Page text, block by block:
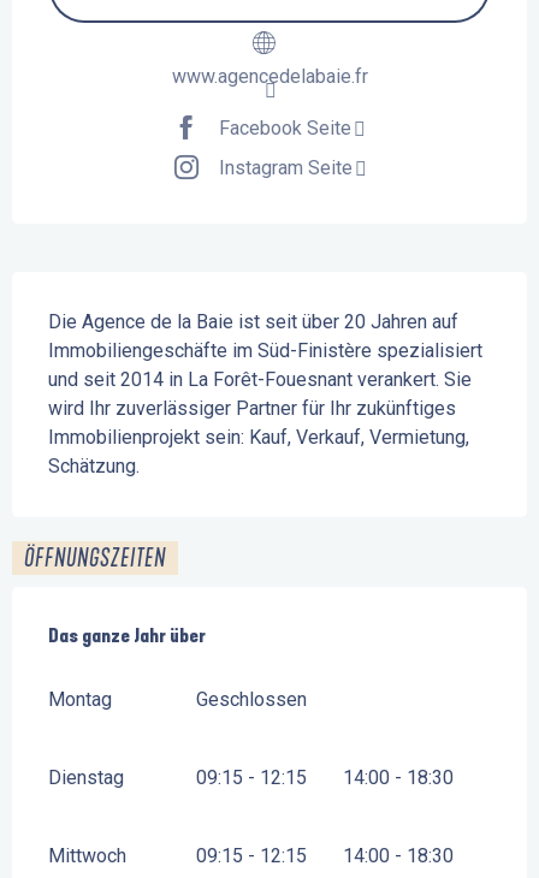
www.agencedelabaie.fr
Facebook Seite
Instagram Seite
Die Agence de la Baie ist seit über 20 Jahren auf
Immobiliengeschäfte im Süd-Finistère spezialisiert
und seit 2014 in La Forêt-Fouesnant verankert. Sie
wird Ihr zuverlässiger Partner für Ihr zukünftiges
Immobilienprojekt sein: Kauf, Verkauf, Vermietung,
Schätzung.
ÖFFNUNGSZEITEN
Das ganze Jahr über
Das ganze Jahr über
Montag Geschlossen
Dienstag 09:15 - 12:15 14:00 - 18:30
Mittwoch 09:15 - 12:15 14:00 - 18:30